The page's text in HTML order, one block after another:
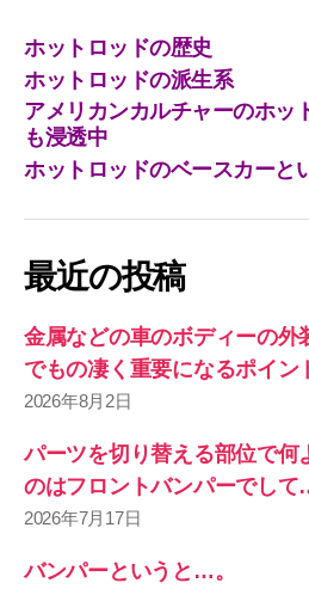
ホットロッドの歴史
ホットロッドの派生系
アメリカンカルチャーのホッ
も浸透中
ホットロッドのベースカーと
最近の投稿
金属などの車のボディーの外
でもの凄く重要になるポイン
2026年8月2日
パーツを切り替える部位で何
のはフロントバンパーでして
2026年7月17日
バンパーというと…。